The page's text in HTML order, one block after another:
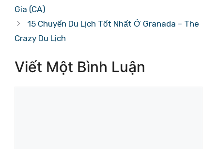
Gia (CA)
15 Chuyến Du Lịch Tốt Nhất Ở Granada – The
Crazy Du Lịch
Viết Một Bình Luận